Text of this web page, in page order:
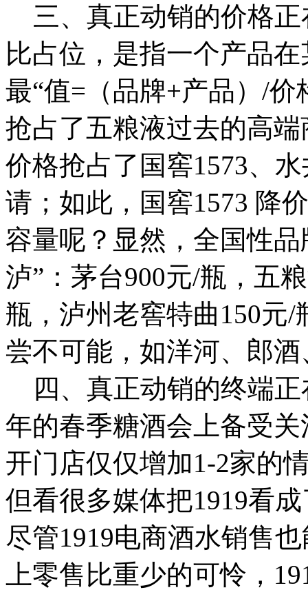
三、真正动销的价格正
比占位，是指一个产品
最“值=（品牌+产品）/价
抢占了五粮液过去的高
价格抢占了国窖1573、
请；如此，国窖1573 降
容量呢？显然，全国性
泸”：茅台900元/瓶，五
瓶，泸州老窖特曲150元
尝不可能，如洋河、郎
四、真正动销的终端正
年的春季糖酒会上备受
开门店仅仅增加1-2家的
但看很多媒体把1919看
尽管1919电商酒水销售
上零售比重少的可怜，